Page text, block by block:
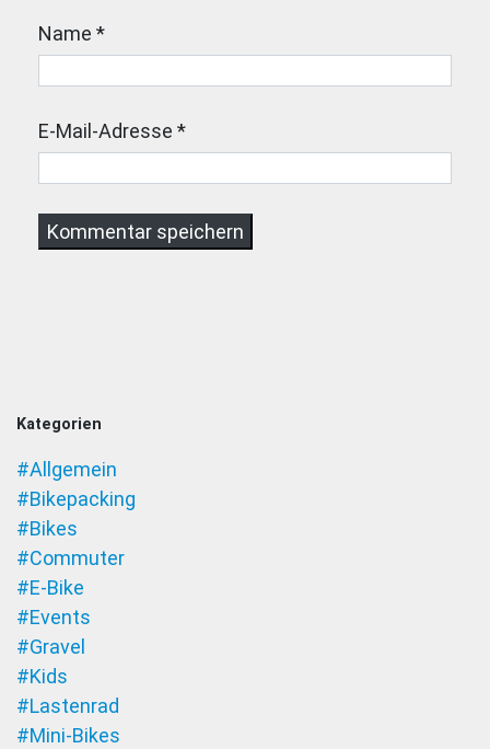
Name *
E-Mail-Adresse *
Kategorien
#Allgemein
#Bikepacking
#Bikes
#Commuter
#E-Bike
#Events
#Gravel
#Kids
#Lastenrad
#Mini-Bikes